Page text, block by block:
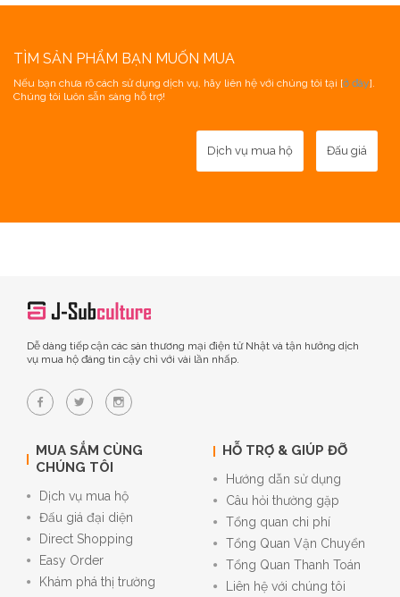
TÌM SẢN PHẨM BẠN MUỐN MUA
Nếu bạn chưa rõ cách sử dụng dịch vụ, hãy liên hệ với chúng tôi tại [ở đây].
Chúng tôi luôn sẵn sàng hỗ trợ!
Dịch vụ mua hộ Đấu giá
Dễ dàng tiếp cận các sàn thương mại điện tử Nhật và tận hưởng dịch
vụ mua hộ đáng tin cậy chỉ với vài lần nhấp.
MUA SẮM CÙNG
CHÚNG TÔI
Dịch vụ mua hộ
Đấu giá đại diện
Direct Shopping
Easy Order
Khám phá thị trường
HỖ TRỢ & GIÚP ĐỠ
Hướng dẫn sử dụng
Câu hỏi thường gặp
Tổng quan chi phí
Tổng Quan Vận Chuyển
Tổng Quan Thanh Toán
Liên hệ với chúng tôi